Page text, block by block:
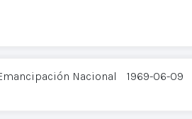
Nacional 1969-06-09